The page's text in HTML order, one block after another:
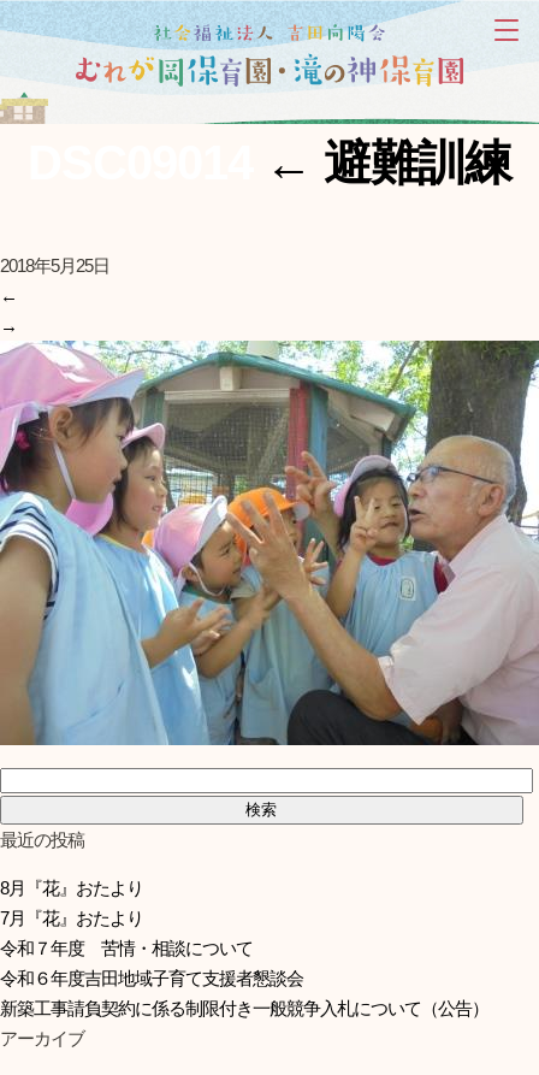
← 避難訓練
2018年5月25日
←
→
最近の投稿
8月『花』おたより
7月『花』おたより
令和７年度 苦情・相談について
令和６年度吉田地域子育て支援者懇談会
新築工事請負契約に係る制限付き一般競争入札について（公告）
アーカイブ